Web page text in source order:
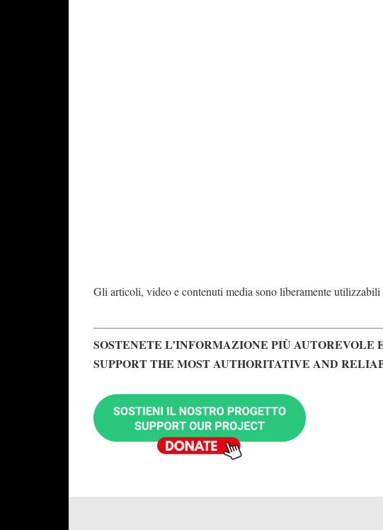
Gli articoli, video e contenuti media sono liberamente
SOSTENETE L’INFORMAZIONE PIÙ
SUPPORT THE MOST AUTHORITATIVE AND